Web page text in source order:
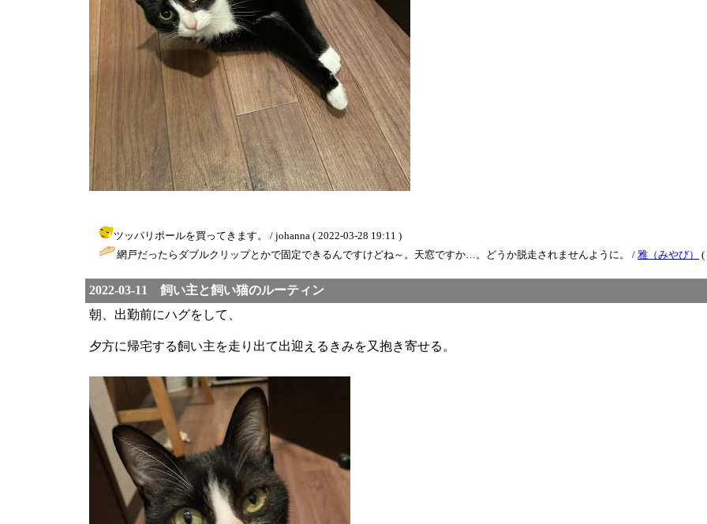
ツッパリポールを買ってきます。 / johanna ( 2022-03-28 19:11 )
網戸だったらダブルクリップとかで固定できるんですけどね～。天窓ですか…。どうか脱走されませんように。 / 雅（みやび） (
2022-03-11 飼い主と飼い猫のルーティン
朝、出勤前にハグをして、
夕方に帰宅する飼い主を走り出て出迎えるきみを又抱き寄せる。